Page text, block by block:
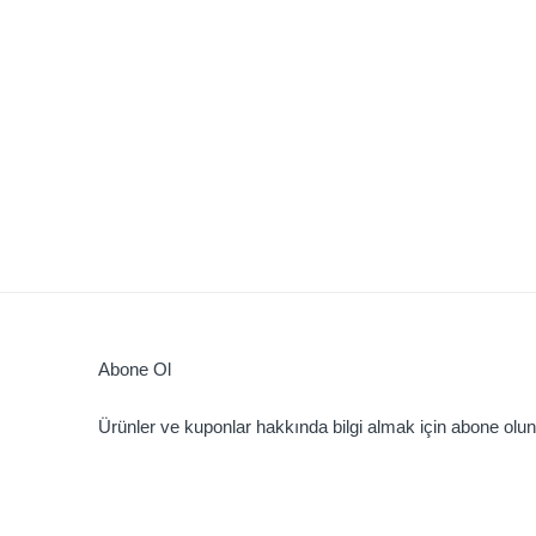
Abone Ol
Ürünler ve kuponlar hakkında bilgi almak için abone